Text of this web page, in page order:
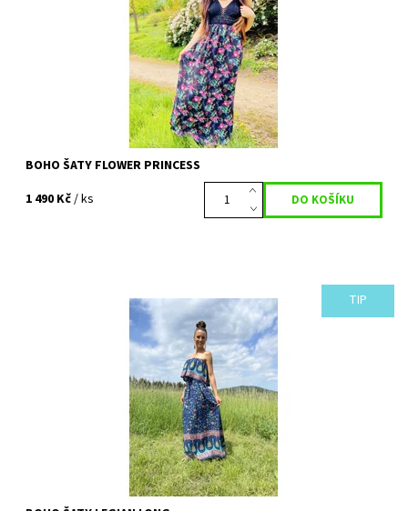
Vyprodáno
BOHO ŠATY FLOWER PRINCESS
1 490 Kč/ ks
TIP
Překrásné šaty ze kterých sálá život a temperament. Milujete
barvy, vzory, květiny a nedáte dopustit na pohodlí? Pak jsou šaty
LEGIAN long ty pravé...
Vyprodáno